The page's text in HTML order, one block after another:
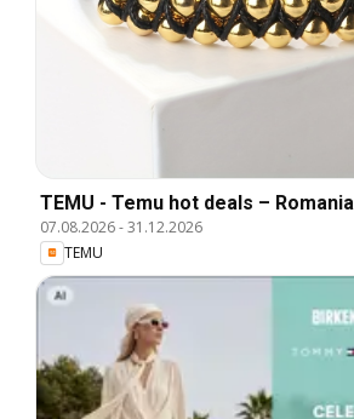
TEMU - Temu hot deals – Romania
07.08.2026-31.12.2026
TEMU